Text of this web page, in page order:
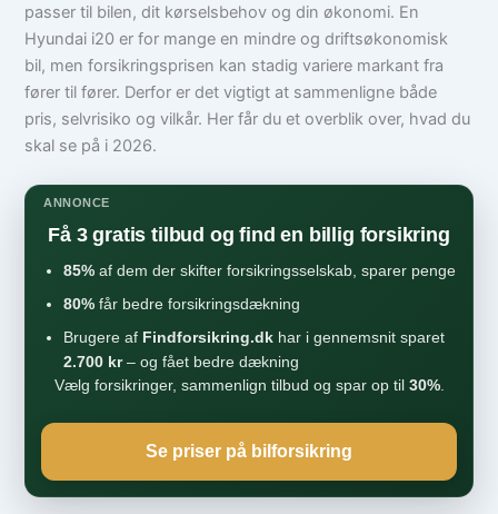
passer til bilen, dit kørselsbehov og din økonomi. En
Hyundai i20 er for mange en mindre og driftsøkonomisk
bil, men forsikringsprisen kan stadig variere markant fra
fører til fører. Derfor er det vigtigt at sammenligne både
pris, selvrisiko og vilkår. Her får du et overblik over, hvad du
skal se på i 2026.
ANNONCE
Få 3 gratis tilbud og find en billig forsikring
85% af dem der skifter forsikringsselskab, sparer penge
80% får bedre forsikringsdækning
Brugere af Findforsikring.dk har i gennemsnit sparet
2.700 kr– og fået bedre dækning
Vælg forsikringer, sammenlign tilbud og spar op til 30%.
Se priser på bilforsikring